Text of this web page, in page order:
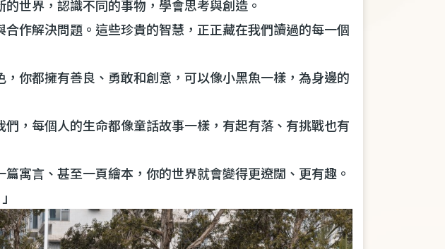
世界，認識不同的事物，學會思考與創造。
作解決問題。這些珍貴的智慧，正正藏在我們讀過的每一個
你都擁有善良、勇敢和創意，可以像小黑魚一樣，為身邊的
，每個人的生命都像童話故事一樣，有起有落、有挑戰也有
寓言、甚至一頁繪本，你的世界就會變得更遼闊、更有趣。